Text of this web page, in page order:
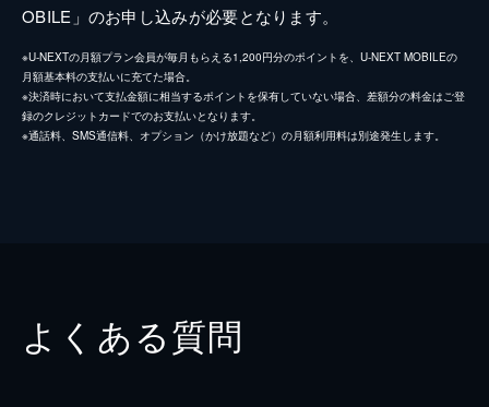
OBILE」のお申し込みが必要となります。
※U-NEXTの月額プラン会員が毎月もらえる1,200円分のポイントを、U-NEXT MOBILEの
月額基本料の支払いに充てた場合。
※決済時において支払金額に相当するポイントを保有していない場合、差額分の料金はご登
録のクレジットカードでのお支払いとなります。
※通話料、SMS通信料、オプション（かけ放題など）の月額利用料は別途発生します。
よくある質問